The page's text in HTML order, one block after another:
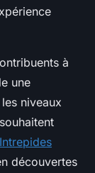
à
une
niveaux
découvertes